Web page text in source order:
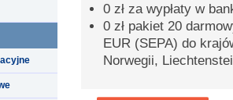
0 zł za wypłaty w
0 zł pakiet 20
EUR (SEPA) do
Norwegii,